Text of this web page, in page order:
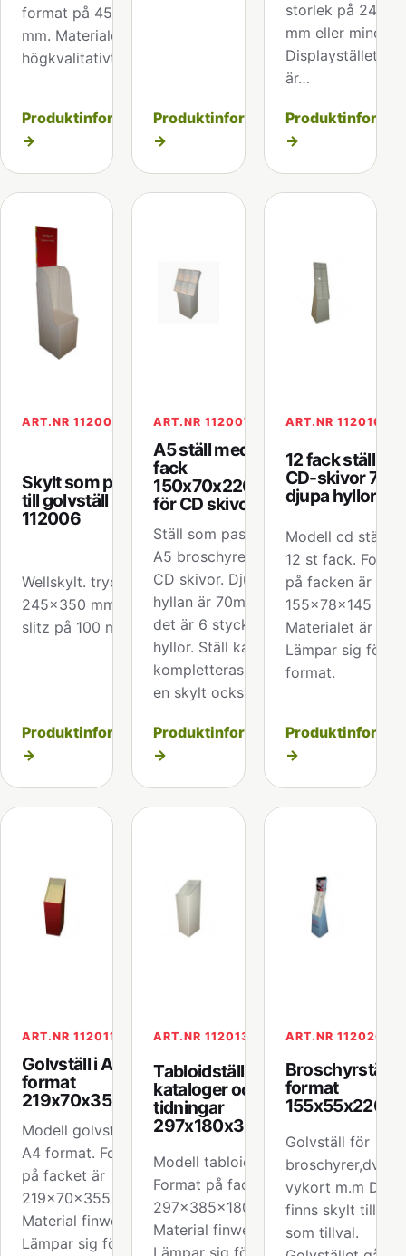
format på 454x320
mm. Materialet är
högkvalitativt…
Produktinformation
→
Produktinformation
→
storlek på
mm eller mindre.
Displayställets
är…
→
ART.NR 112006-2
Skylt som passar
till golvställ
112006
Wellskylt. tryckyta
245x350 mm + en
slitz på 100 mm.
Produktinformation
→
ART.NR 112007
A5 ställ med 6 st
fack
150x70x220mm
för CD skivor
Ställ som passar för
A5 broschyrer och
CD skivor. Djup på
hyllan är 70mm och
det är 6 stycken
hyllor. Ställ kan
kompletteras med
en skylt också.
Produktinformation
→
ART.NR 112010
12 fack ställ för
CD-skivor
djupa hyllor
Modell cd ställ
12 st fack.
på facken är
155x78x145 mm.
Materialet är
Lämpar sig för
format.
→
ART.NR 112011
Golvställ i A4-
format
219x70x355mm
Modell golvställ för
A4 format. Format
på facket är
219x70x355 mm.
Material finwell.
Lämpar sig för
ART.NR 112013
Tabloidställ för
kataloger och
tidningar
297x180x385mm
Modell tabloidställ.
Format på facket är
297x385x180mm.
Material finwell.
Lämpar sig för
ART.NR 112020
Broschyrställ i
format
155x55x220
Golvställ för
broschyrer,dvd,
vykort m.m Det
finns skylt till
som tillval.